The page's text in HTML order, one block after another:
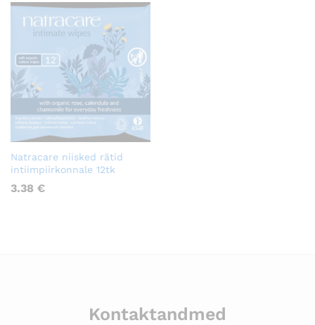
Natracare niisked rätid
intiimpiirkonnale 12tk
3.38 €
Kontaktandmed